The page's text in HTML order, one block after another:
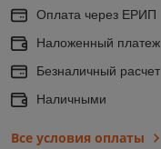
Оплата через ЕРИП
Наложенный платеж
Безналичный расчет
Наличными
Все условия оплаты